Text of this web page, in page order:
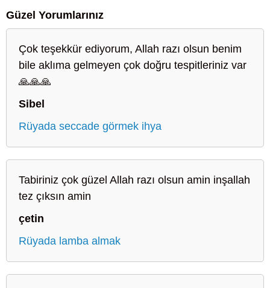
Güzel Yorumlarınız
Çok teşekkür ediyorum, Allah razı olsun benim
bile aklıma gelmeyen çok doğru tespitleriniz var
🙏🙏🙏
Sibel
Rüyada seccade görmek ihya
Tabiriniz çok güzel Allah razı olsun amin inşallah
tez çıksın amin
çetin
Rüyada lamba almak